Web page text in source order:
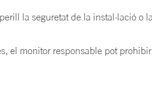
la seguretat de la instal·lació o
el monitor responsable pot